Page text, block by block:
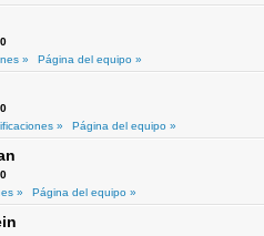
»
Página del equipo »
»
Página del equipo »
»
Página del equipo »